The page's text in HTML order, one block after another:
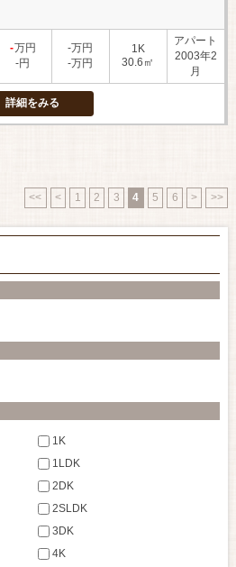
-万円
-円
-万円
-万円
1K
30.6㎡
アパート
2003年2
月
詳細をみる
<< < 1 2 3 4 5 6 > >>
1K
1LDK
2DK
2SLDK
3DK
4K